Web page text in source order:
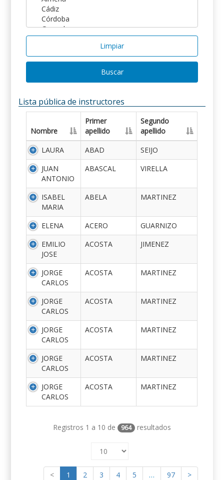
Limpiar
Buscar
Lista pública de instructores
Nombre
Primer
apellido
Segundo
apellido
LAURA
ABAD
SEIJO
JUAN
ANTONIO
ABASCAL VIRELLA
ISABEL
MARIA
ABELA MARTINEZ
ELENA ACERO
GUARNIZO
EMILIO
JOSE
ACOSTA JIMENEZ
JORGE
CARLOS
ACOSTA MARTINEZ
JORGE
CARLOS
ACOSTA MARTINEZ
JORGE
CARLOS
ACOSTA MARTINEZ
JORGE
CARLOS
ACOSTA MARTINEZ
JORGE
CARLOS
ACOSTA MARTINEZ
Registros 1 a 10 de 964 resultados
< 1 2 3 4 5 … 97 >